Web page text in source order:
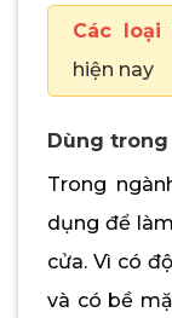
Các loại
hiện nay
Dùng
Trong
dụng để
cửa. Vì có
và có bề